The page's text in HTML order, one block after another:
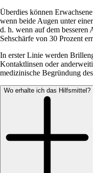
Überdies können
wenn beide Augen unter
d. h. wenn auf dem
Sehschärfe von 30 Prozent
In erster Linie werden
Kontaktlinsen oder
medizinische Begründung
Wo erhalte ich das Hilfsmittel?